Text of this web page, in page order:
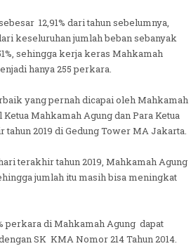
12,91% dari tahun sebelumnya,
keseluruhan jumlah beban sebanyak
sehingga kerja keras Mahkamah
hanya 255 perkara.
yang pernah dicapai oleh Mahkamah
Mahkamah Agung dan Para Ketua
2019 di Gedung Tower MA Jakarta.
terakhir tahun 2019, Mahkamah Agung
jumlah itu masih bisa meningkat
perkara di Mahkamah Agung dapat
SK KMA Nomor 214 Tahun 2014.